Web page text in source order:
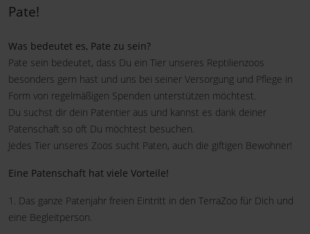
Pate!
Was bedeutet es, Pate zu sein?
Pate sein bedeutet, dass Du ein Tier unseres Reptilienzoos
besonders gern hast und uns bei seiner Versorgung und Pflege in
Form von regelmäßigen Spenden unterstützen möchtest.
Du suchst dir dein Patentier aus und kannst es dank deiner
Patenschaft so oft Du möchtest besuchen.
Jedes Tier unseres Zoos sucht Paten, auch die giftigen Bewohner!
Eine Patenschaft hat viele Vorteile!
1. Das ganze Patenjahr freien Eintritt in den TerraZoo für Dich und
eine Begleitperson.